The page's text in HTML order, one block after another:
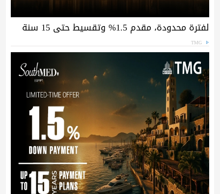
لفترة محدودة، مقدم 1.5% وتقسيط حتى 15 سنة
TMG